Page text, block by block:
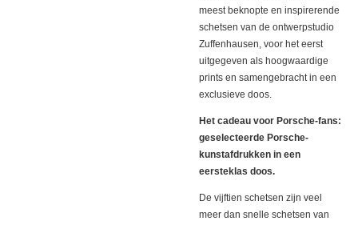
meest beknopte en inspirerende
schetsen van de ontwerpstudio
Zuffenhausen, voor het eerst
uitgegeven als hoogwaardige
prints en samengebracht in een
exclusieve doos.
Het cadeau voor Porsche-fans:
geselecteerde Porsche-
kunstafdrukken in een
eersteklas doos.
De vijftien schetsen zijn veel
meer dan snelle schetsen van